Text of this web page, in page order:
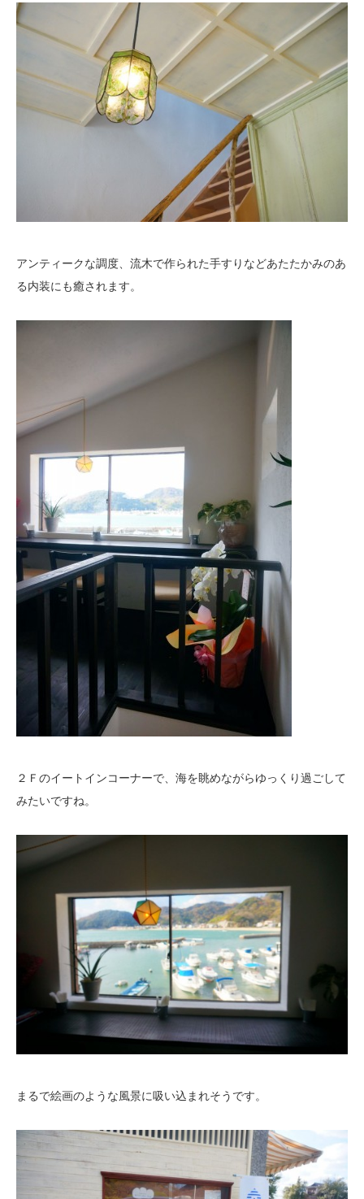
アンティークな調度、流木で作られた手すりなどあたたかみのあ
る内装にも癒されます。
２Ｆのイートインコーナーで、海を眺めながらゆっくり過ごして
みたいですね。
まるで絵画のような風景に吸い込まれそうです。